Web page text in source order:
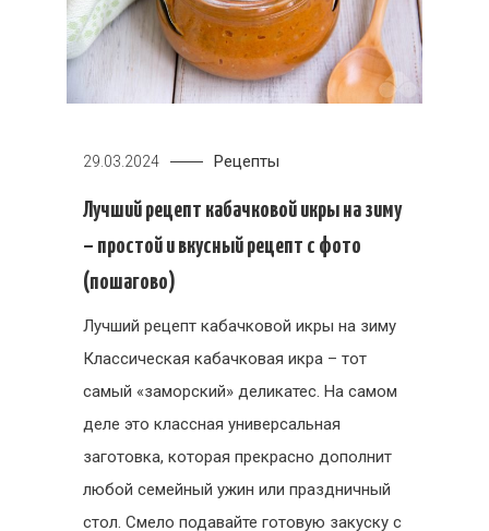
29.03.2024 Рецепты
Лучший рецепт кабачковой икры на зиму
– простой и вкусный рецепт с фото
(пошагово)
Лучший рецепт кабачковой икры на зиму
Классическая кабачковая икра – тот
самый «заморский» деликатес. На самом
деле это классная универсальная
заготовка, которая прекрасно дополнит
любой семейный ужин или праздничный
стол. Смело подавайте готовую закуску с